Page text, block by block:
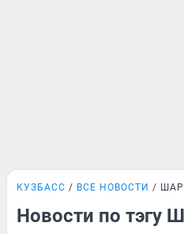
КУЗБАСС ВСЕ НОВОСТИ
Новости по тэгу